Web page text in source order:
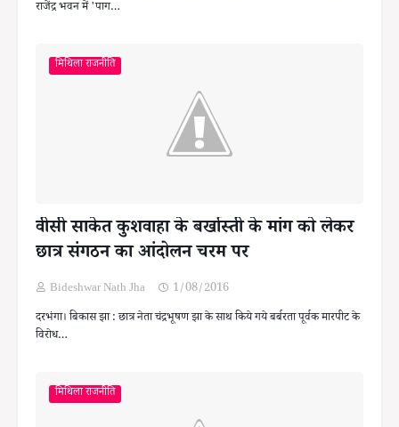
राजेंद्र भवन में 'पाग…
मिथिला राजनीति
वीसी साकेत कुशवाहा के बर्खास्ती के मांग को लेकर
छात्र संगठन का आंदोलन चरम पर
Bideshwar Nath Jha
1/08/2016
दरभंगा। बिकास झा : छात्र नेता चंद्रभूषण झा के साथ किये गये बर्बरता पूर्वक मारपीट के
विरोध…
मिथिला राजनीति